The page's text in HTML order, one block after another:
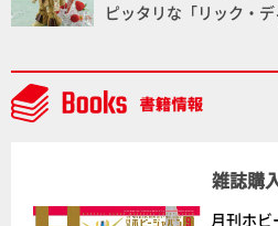
ピッタリな「リック・
雑誌購
月刊ホビ